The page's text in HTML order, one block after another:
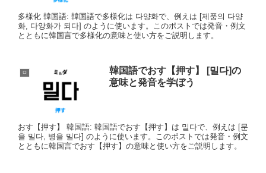
多様化 韓国語: 韓国語で多様化は 다양화で、例えは [제품의 다양
화, 다양화가 되다] のように使います。このポストでは発音・例文
とともに韓国言で多様化の意味と使い方をご説明します。
ㅁ
韓国語でおす【押す】 [밀다]の
意味と発音を学ぼう
おす【押す】 韓国語: 韓国語でおす【押す】は 밀다で、例えは [문
을 밀다, 병을 밀다] のように使います。このポストでは発音・例文
とともに韓国言でおす【押す】の意味と使い方をご説明します。